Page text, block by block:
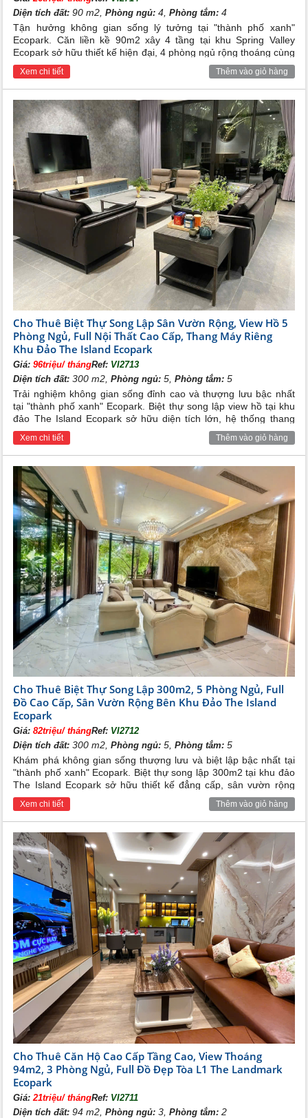
-204 căn biệt thự Vườn Tùng, cùng với khu nhà
phố Trúc.
II. VỊ TRÍ DỰ ÁN ECOPARK VĂN GIANG
1. Vị trí
Chung cưEcopark Văn Giangđược quy hoạch về phía
Đông Nam thành phố Hà Nội, nằm tại huyện Văn
Giang, tỉnh Hưng Yên, liền kề làng gốm Bát Tràng,
cách trung tâmthủ đô Hà Nội 12.8 km.
Vị trí chung cư Rừng Cọ Ecopark Văn Giang
Nằm ở thượng lưu sông Bắc Hưng Hải và được kết nối
với cầu Thanh Trì, đường vành đai 3, cầu Vĩnh Tuy,
cầu Chương Dương, cách quốc lộ 1A xuyên Bắc Nam
4km, thuận lợi cho giao thương.
Khu đô thị cao cấp Ecopark Văn Giang
Khu chung cư cao cấp Ecopark Văn Giang là khu căn
hộ hiện đại đầu tiên được triển khai trongkhu đô thị
Ecopark. Với mô hình thiết kế thông minh, không gian
xanh, gần gũi với thiên nhiên và hệ thống dịch vụ tiện
ích hoàn hảo. Khu chung cư Rừng cọ hứa hẹn sẽ cho
bạn thay đổi cách nhìn về chung cư truyền thống, cuộc
sống tiện nghi nhất.
III. DỊCH VỤ KHU ĐÔ THỊ ECOPARK VĂN
GIANG
1. Khu nhà hàng và mua sắm
Với quy mô lớn, thiết kế hài hòa, phục vụ nhu cầu mua
sắm cho cư dân sinh sống, với chỗi thiết kế sự kiện gắn
kết cộng đồng.
Hệ thống nhà hàng và mua sắm chung cư
Ecopark Văn
Giang
2. Tiện ích tuyệt hảo
Song song với việc hoàn thiện các căn hộ, những tiện
ích đi kèm như bệnh viện. Trường học Đoàn thị điểm
Ecopark, khu trung tâm thương mại, bể bơi, sân tennis,
câu lạc bộ, công viên cây xanh, sân chơi trẻ em đều
được tiến hành đồng bộ ngay trong giai đoạn 1 nhằm
mang lại sự yên tâm, thoải mái, đầy đủ tiện nghi cho
dân cư tới sống tại đây.
Diện tích đất: 90 m2,Phòng ngủ: 4,Phòng tắm: 4
Tận hưởng không gian sống lý tưởng tại "thành phố xanh"
Ecopark. Căn liền kề 90m2 xây 4 tầng tại khu Spring Valley
Ecopark sở hữu thiết kế hiện đại, 4 phòng ngủ rộng thoáng cùng
nội thất full đồ đẹp, đáp ứng hoàn hảo nhu cầu an cư lâu dài
hoặc làm văn phòng chuyên nghiệp.
Xem chi tiết Thêm vào giỏ hàng
Cho Thuê Biệt Thự Song Lập Sân Vườn Rộng, View Hồ 5
Phòng Ngủ, Full Nội Thất Cao Cấp, Thang Máy Riêng
Khu Đảo The Island Ecopark
Giá:96triệu/ thángRef: VI2713
Diện tích đất: 300 m2,Phòng ngủ: 5,Phòng tắm: 5
Trải nghiệm không gian sống đỉnh cao và thượng lưu bậc nhất
tại "thành phố xanh" Ecopark. Biệt thự song lập view hồ tại khu
đảo The Island Ecopark sở hữu diện tích lớn, hệ thống thang
máy hiện đại, sân vườn rộng thoáng cùng nội thất full đồ cao
cấp chính là chốn an cư hoàn hảo dành cho giới tinh hoa.
Xem chi tiết Thêm vào giỏ hàng
Cho Thuê Biệt Thự Song Lập 300m2, 5 Phòng Ngủ, Full
Đồ Cao Cấp, Sân Vườn Rộng Bên Khu Đảo The Island
Ecopark
Giá:82triệu/ thángRef: VI2712
Diện tích đất: 300 m2,Phòng ngủ: 5,Phòng tắm: 5
Khám phá không gian sống thượng lưu và biệt lập bậc nhất tại
"thành phố xanh" Ecopark. Biệt thự song lập 300m2 tại khu đảo
The Island Ecopark sở hữu thiết kế đẳng cấp, sân vườn rộng
thoáng cùng nội thất full đồ cao cấp, mang đến trải nghiệm nghỉ
dưỡng 6 sao hoàn hảo cho gia đình bạn.
Xem chi tiết Thêm vào giỏ hàng
Cho Thuê Căn Hộ Cao Cấp Tầng Cao, View Thoáng
94m2, 3 Phòng Ngủ, Full Đồ Đẹp Tòa L1 The Landmark
Ecopark
Giá:21triệu/ thángRef: VI2711
Diện tích đất: 94 m2,Phòng ngủ: 3,Phòng tắm: 2